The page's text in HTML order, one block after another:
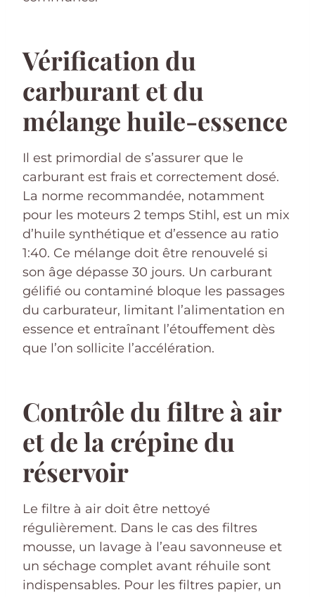
Vérification du
carburant et du
mélange huile-essence
Il est primordial de s’assurer que le
carburant est frais et correctement dosé.
La norme recommandée, notamment
pour les moteurs 2 temps Stihl, est un mix
d’huile synthétique et d’essence au ratio
1:40. Ce mélange doit être renouvelé si
son âge dépasse 30 jours. Un carburant
gélifié ou contaminé bloque les passages
du carburateur, limitant l’alimentation en
essence et entraînant l’étouffement dès
que l’on sollicite l’accélération.
Contrôle du filtre à air
et de la crépine du
réservoir
Le filtre à air doit être nettoyé
régulièrement. Dans le cas des filtres
mousse, un lavage à l’eau savonneuse et
un séchage complet avant réhuile sont
indispensables. Pour les filtres papier, un